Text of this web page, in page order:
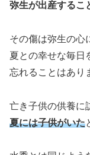
弥生が出産するこ
その傷は弥生の心
夏との幸せな毎日
忘れることはあり
亡き子供の供養に
夏には子供がいた